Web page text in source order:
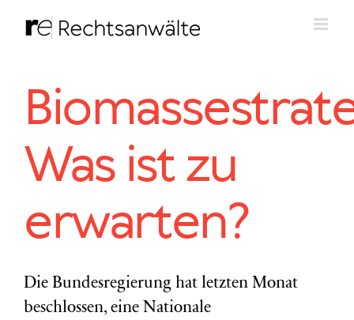
Inhalt
Was ist zu
erwarten?
Die Bundesregierung hat letzten Monat
beschlossen, eine Nationale